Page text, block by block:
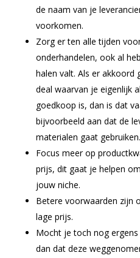
de naam van je
voorkomen.
Zorg er ten alle tijden
onderhandelen, ook al
halen valt. Als er akkoord
deal waarvan je eigenlijk
goedkoop is, dan is dat
bijvoorbeeld aan dat de
materialen gaat gebruiken.
Focus meer op
prijs, dit gaat je helpen
jouw niche.
Betere voorwaarden zijn
lage prijs.
Mocht je toch nog
dan dat deze